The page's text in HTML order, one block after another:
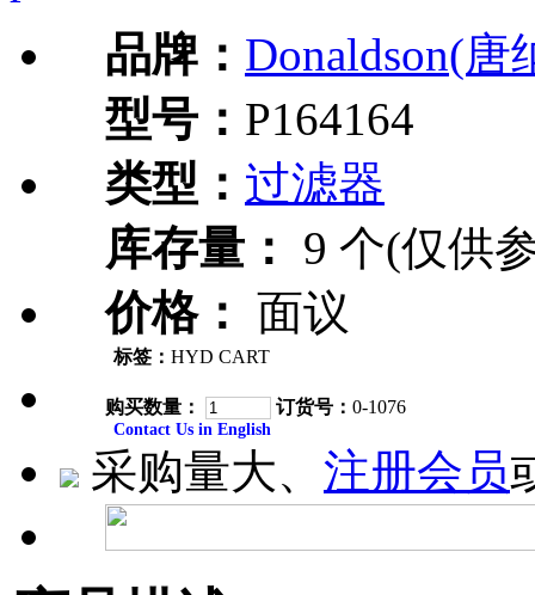
品牌： Donaldson(唐
型号： P164164
类型： 过滤器
库存量：
9 个(仅供
价格： 面议
标签： HYD CART
购买数量： 订货号： 0-1076
Contact Us in English
采购量大、 注册会员